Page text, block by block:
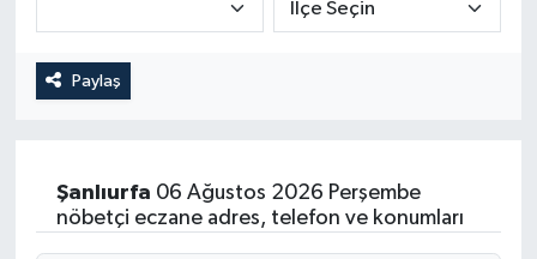
Paylaş
Şanlıurfa 06 Ağustos 2026 Perşembe
nöbetçi eczane adres, telefon ve konumları
Spor
Son Dakika Haberleri